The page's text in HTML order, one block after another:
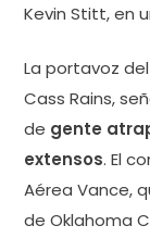
Kevin Stitt, en
La portavoz
Cass Rains,
de gente
extensos. El
Aérea Vance,
de Oklahoma